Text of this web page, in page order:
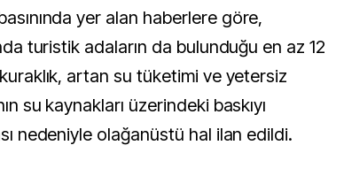
turistik adaların da bulunduğu en az 12
artan su tüketimi ve yetersiz
su kaynakları üzerindeki baskıyı
nedeniyle olağanüstü hal ilan edildi.